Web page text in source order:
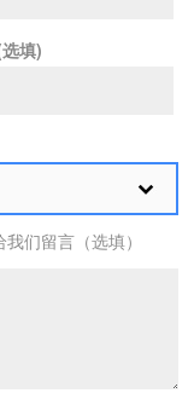
填)
们留言（选填）